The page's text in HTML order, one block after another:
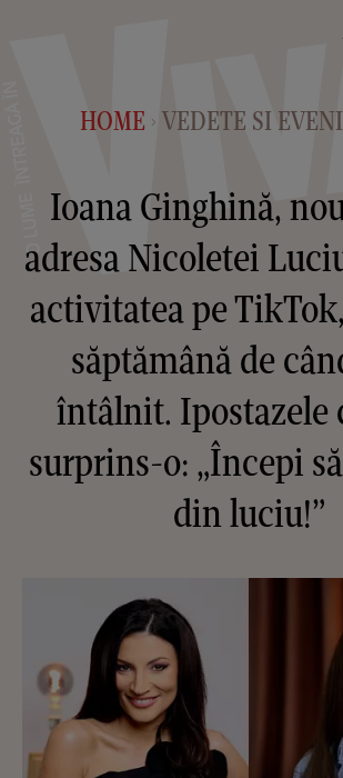
HOME > VEDETE SI
Ioana Ginghină,
adresa Nicoletei
activitatea pe
săptămână de
întâlnit. Ipostazele
surprins-o: „Începi
din luciu!”